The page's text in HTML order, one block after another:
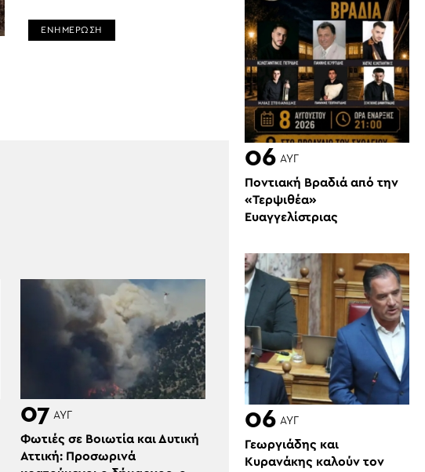
ΕΝΗΜΕΡΩΣΗ
07 ΑΥΓ
Φωτιές σε Βοιωτία και Δυτική
Αττική: Προσωρινά
06 ΑΥΓ
Ποντιακή Βραδιά από την
«Τερψιθέα»
Ευαγγελίστριας
06 ΑΥΓ
Γεωργιάδης και
Κυρανάκης καλούν τον